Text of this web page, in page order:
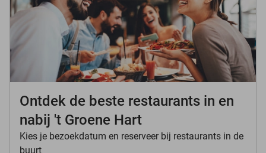
Ontdek de beste restaurants in en
nabij 't Groene Hart
Kies je bezoekdatum en reserveer bij restaurants in de
buurt